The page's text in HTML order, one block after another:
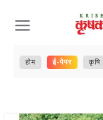
content
होम ई-पेपर कृषि